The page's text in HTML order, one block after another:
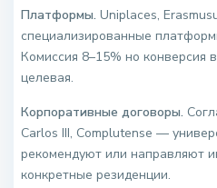
Платформы. Uniplaces,
специализированные
Комиссия 8–15% но конверсия
целевая.
Корпоративные договоры.
Carlos III, Complutense —
рекомендуют или направляют
конкретные резиденции.